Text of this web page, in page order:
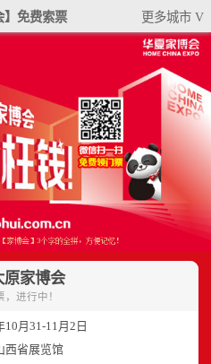
免费索票 更多城市 V
原家博会
，进行中！
10月31-11月2日
西省展览馆